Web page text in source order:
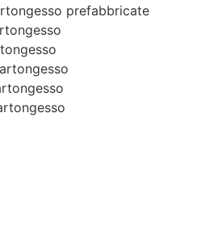
prefabbricate